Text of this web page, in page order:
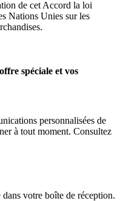
de cet Accord la loi
Nations Unies sur les
spéciale et vos
personnalisées de
à tout moment. Consultez
votre boîte de réception.